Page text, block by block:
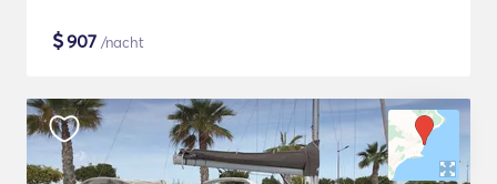
$907 /nacht